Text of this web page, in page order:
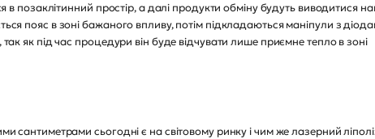
в позаклітинний простір, а далі продукти обміну будуть виводитися
пояс в зоні бажаного впливу, потім підкладаються маніпули з
як під час процедури він буде відчувати лише приємне тепло в зоні
сьогодні є на світовому ринку і чим же лазерний